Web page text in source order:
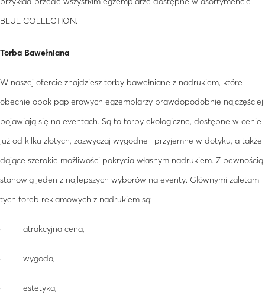
BLUE COLLECTION.
Torba Bawełniana
W naszej ofercie znajdziesz torby bawełniane z nadrukiem, które
obecnie obok papierowych egzemplarzy prawdopodobnie najczęściej
pojawiają się na eventach. Są to torby ekologiczne, dostępne w cenie
już od kilku złotych, zazwyczaj wygodne i przyjemne w dotyku, a także
dające szerokie możliwości pokrycia własnym nadrukiem. Z pewnością
stanowią jeden z najlepszych wyborów na eventy. Głównymi zaletami
tych toreb reklamowych z nadrukiem są:
· atrakcyjna cena,
· wygoda,
· estetyka,